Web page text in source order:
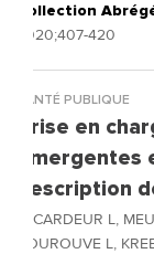
Collection
2020;407-420
SANTÉ PUBLIQUE
Prise en
émergentes
description
LECARDEUR L,
COUROUVE L,